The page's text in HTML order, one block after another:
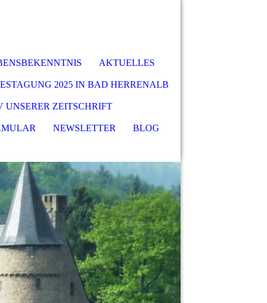
AKTUELLES
2025 IN BAD HERRENALB
UNSERER ZEITSCHRIFT
NEWSLETTER BLOG